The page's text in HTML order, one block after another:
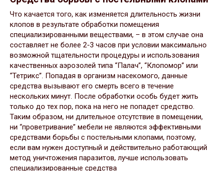
Что качается того, как изменяется длительность жизни
клопов в результате обработки помещения
специализированными веществами, – в этом случае она
составляет не более 2-3 часов при условии максимально
возможной тщательности процедуры и использования
качественных аэрозолей типа “Палач”, “Клопомор” или
“Тетрикс”. Попадая в организм насекомого, данные
средства вызывают его смерть всего в течение
нескольких минут. После обработки особь будет жить
только до тех пор, пока на него не попадет средство.
Таким образом, ни длительное отсутствие в помещении,
ни “проветривание” мебели не являются эффективными
средствами борьбы с постельными клопами, поэтому,
если вам нужен доступный и действительно работающий
метод уничтожения паразитов, лучше использовать
специализированные средства